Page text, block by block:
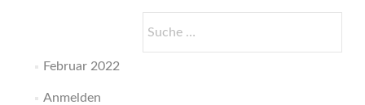
nach:
Februar 2022
Anmelden